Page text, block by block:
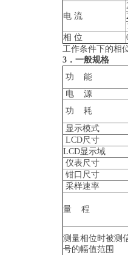
电 流
相 位
工作条件下的相
3 ．一般规格
功 能
电 源
功 耗
显示模式
LCD尺寸
LCD显示域
仪表尺寸
钳口尺寸
采样速率
量 程
测量相位时被测
号的幅值范围